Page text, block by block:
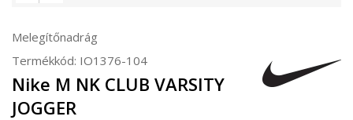
Melegítőnadrág
Termékkód: IO1376-104
Nike M NK CLUB VARSITY
JOGGER